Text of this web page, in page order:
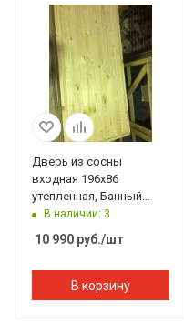
Дверь из сосны
входная 196х86
утепленная, Банный
Перец
В наличии: 3
10 990 руб./шт
В корзину